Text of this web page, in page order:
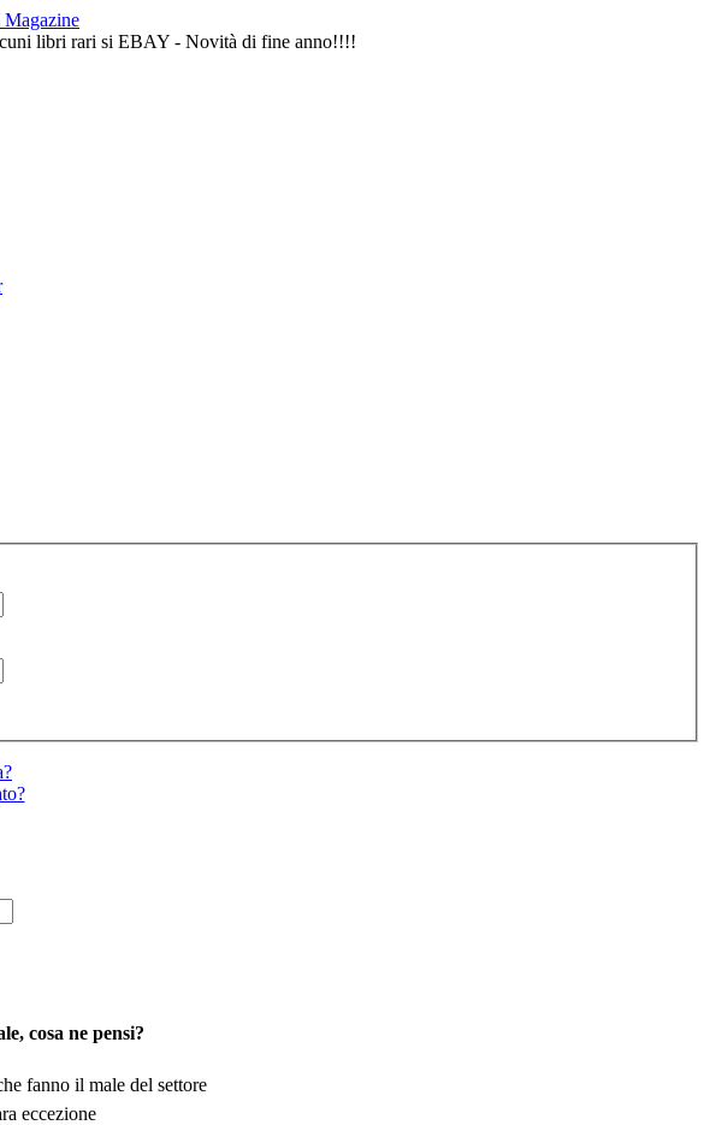
libri rari si EBAY - Novità di fine anno!!!!
cosa ne pensi?
fanno il male del settore
eccezione